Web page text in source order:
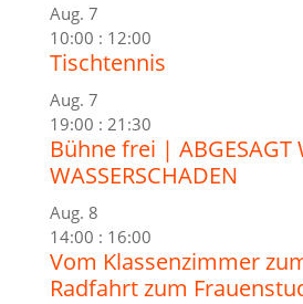
Aug. 7
10:00 : 12:00
Tischtennis
Aug. 7
19:00 : 21:30
Bühne frei | ABGESAGT
WASSERSCHADEN
Aug. 8
14:00 : 16:00
Vom Klassenzimmer
Radfahrt zum